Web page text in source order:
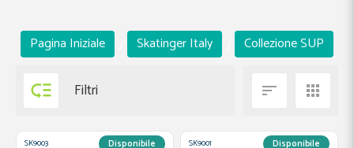
Pagina Iniziale Skatinger Italy
Collezione SUP
 Filtri  
SK9003 Disponibile SK9001 Disponibile